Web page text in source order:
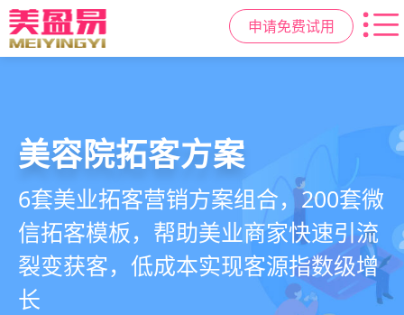
申请免费试用
美业拓客，就用 美盈易
美业全域引流获客+私域运营增长方
案，一站式解决美业门店拓、留、
锁、升难题
美容院拓客方案
6套美业拓客营销方案组合，200套微
信拓客模板，帮助美业商家快速引流
裂变获客，低成本实现客源指数级增
长
美业私域运营scrm
从拉新、转化、复购到裂变转介绍面
面俱到，赋能美容顾问销售，实现客
户、业绩
持续增长